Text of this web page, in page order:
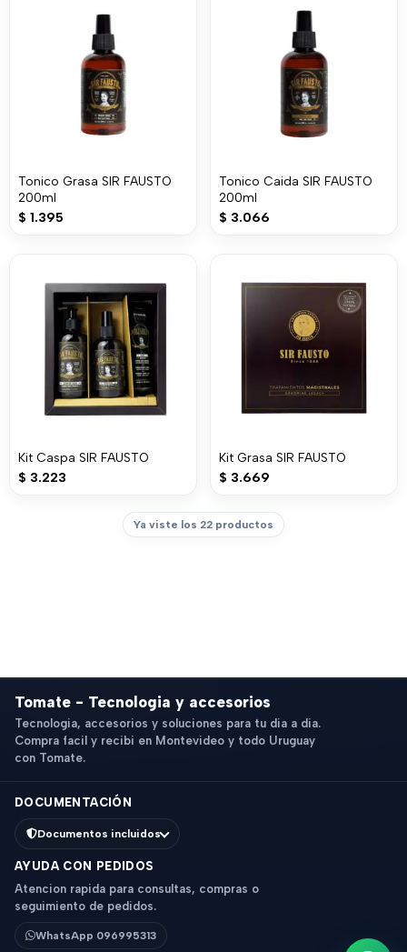
Tonico Grasa SIR FAUSTO
200ml
$ 1.395
Tonico Caida SIR FAUSTO
200ml
$ 3.066
Kit Caspa SIR FAUSTO
$ 3.223
Kit Grasa SIR FAUSTO
$ 3.669
Ya viste los 22 productos
Tomate - Tecnologia y accesorios
Tecnologia, accesorios y soluciones para tu dia a dia.
Compra facil y recibi en Montevideo y todo Uruguay
con Tomate.
DOCUMENTACIÓN
Documentos incluidos
AYUDA CON PEDIDOS
Atencion rapida para consultas, compras o
seguimiento de pedidos.
WhatsApp 096995313